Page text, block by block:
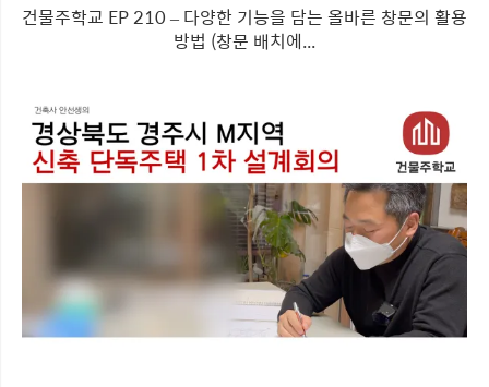
건물주학교 EP 210 – 다양한 기능을 담는 올바른 창문의 활용
방법 (창문 배치에...